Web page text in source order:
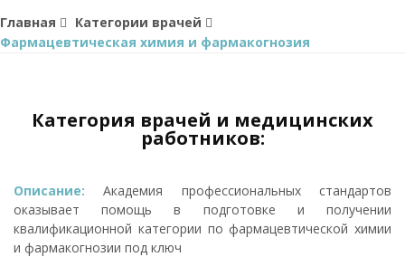
Главная
Категории врачей
Фармацевтическая химия и фармакогнозия
Категория врачей и медицинских
работников:
Описание:Академия профессиональных стандартов
оказывает помощь в подготовке и получении
квалификационной категории по фармацевтической химии
и фармакогнозии под ключ